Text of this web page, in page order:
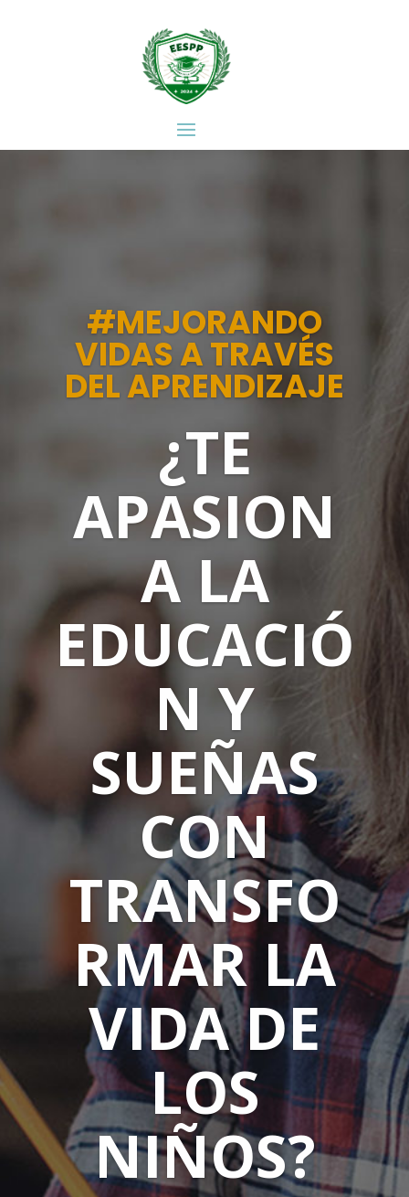
#MEJORANDO
VIDAS A TRAVÉS
DEL APRENDIZAJE
¿TE
APASION
A LA
EDUCACIÓ
N Y
SUEÑAS
CON
TRANSFO
RMAR LA
VIDA DE
LOS
NIÑOS?